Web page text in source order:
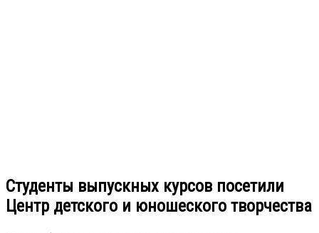
Студенты выпускных курсов посетили
Центр детского и юношеского творчества